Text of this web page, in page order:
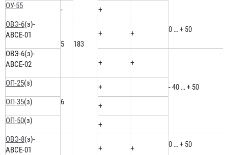
ОУ-55
- +
ОВЭ-6(з)-
АВСЕ-01
5
183
+ + 0 … + 50
ОВЭ-6(з)-
АВСЕ-02
+ +
- 40 … + 50
ОП-25(з)
6
+
ОП-35(з) +
ОП-50(з) +
ОВЭ-8(з)-
АВСЕ-01
+ + 0 … + 50